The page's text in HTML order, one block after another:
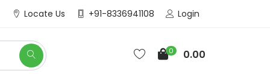
Locate Us +91-8336941108 Login
0 0.00